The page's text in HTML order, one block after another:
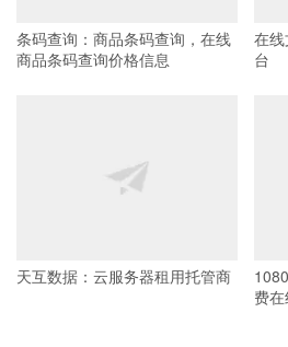
条码查询：商品条码查询，在线
商品条码查询价格信息
在
台
天互数据：云服务器租用托管商
费